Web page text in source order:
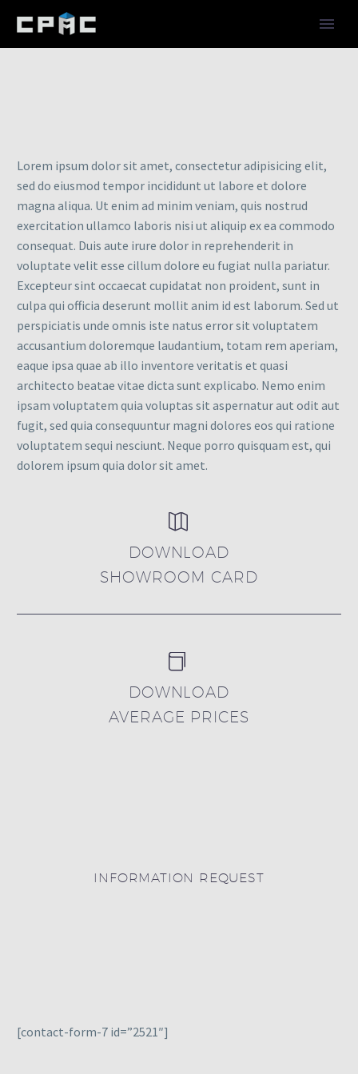
Lorem ipsum dolor sit amet, consectetur adipisicing elit,
sed do eiusmod tempor incididunt ut labore et dolore
magna aliqua. Ut enim ad minim veniam, quis nostrud
exercitation ullamco laboris nisi ut aliquip ex ea commodo
consequat. Duis aute irure dolor in reprehenderit in
voluptate velit esse cillum dolore eu fugiat nulla pariatur.
Excepteur sint occaecat cupidatat non proident, sunt in
culpa qui officia deserunt mollit anim id est laborum. Sed ut
perspiciatis unde omnis iste natus error sit voluptatem
accusantium doloremque laudantium, totam rem aperiam,
eaque ipsa quae ab illo inventore veritatis et quasi
architecto beatae vitae dicta sunt explicabo. Nemo enim
ipsam voluptatem quia voluptas sit aspernatur aut odit aut
fugit, sed quia consequuntur magni dolores eos qui ratione
voluptatem sequi nesciunt. Neque porro quisquam est, qui
dolorem ipsum quia dolor sit amet.


DOWNLOAD
SHOWROOM CARD


DOWNLOAD
AVERAGE PRICES
INFORMATION REQUEST
[contact-form-7 id=”2521″]